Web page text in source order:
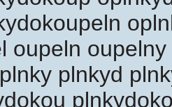
oupeln
plnkyd